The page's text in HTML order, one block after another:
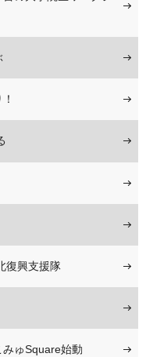
復興支援隊
ゅSquare始動